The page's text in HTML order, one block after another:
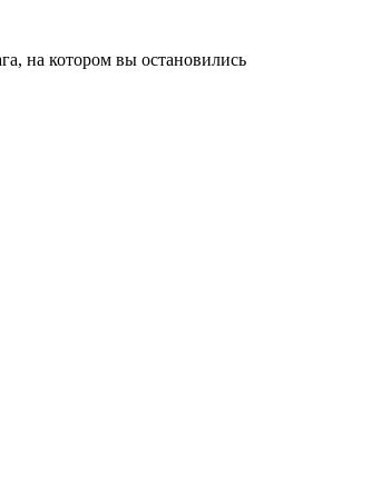
на котором вы остановились